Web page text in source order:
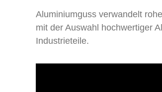
Aluminiumguss verwandelt
mit der Auswahl hochwertiger
Industrieteile.